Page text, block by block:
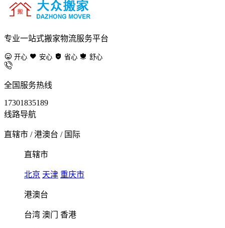
专业一站式搬家物流服务平台
开心 安心 省心 舒心
全国服务热线
17301835189
线路导航
直辖市 /港澳台 / 国际
直辖市
北京 天津 重庆市
港澳台
台湾 澳门 香港